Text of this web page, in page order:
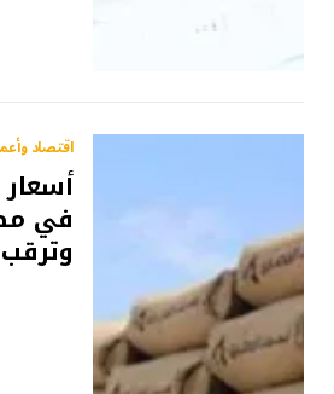
اقتصاد
في